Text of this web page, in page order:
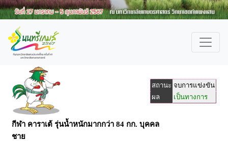
สถานะ จบการแข่งขัน
ผล
เป็นทางการ
กีฬา คาราเต้ รุ่นน้ำหนักมากกว่า 84 กก. บุคคล
ชาย